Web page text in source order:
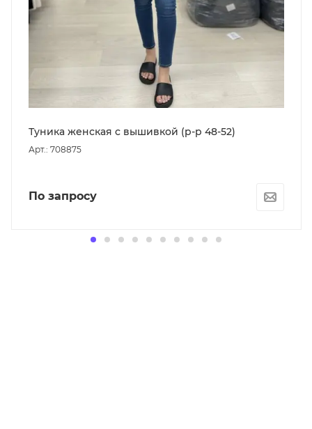
Туника женская с вышивкой (р-р 48-52)
Арт.: 708875
По запросу